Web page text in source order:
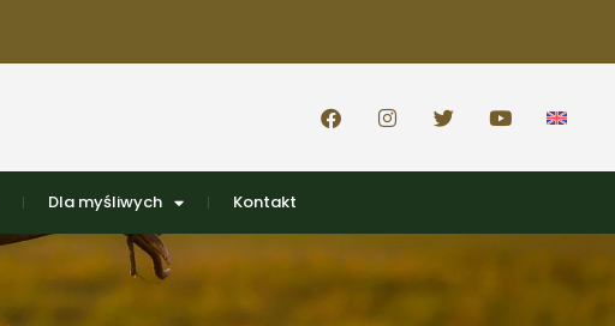
Dla myśliwych Kontakt